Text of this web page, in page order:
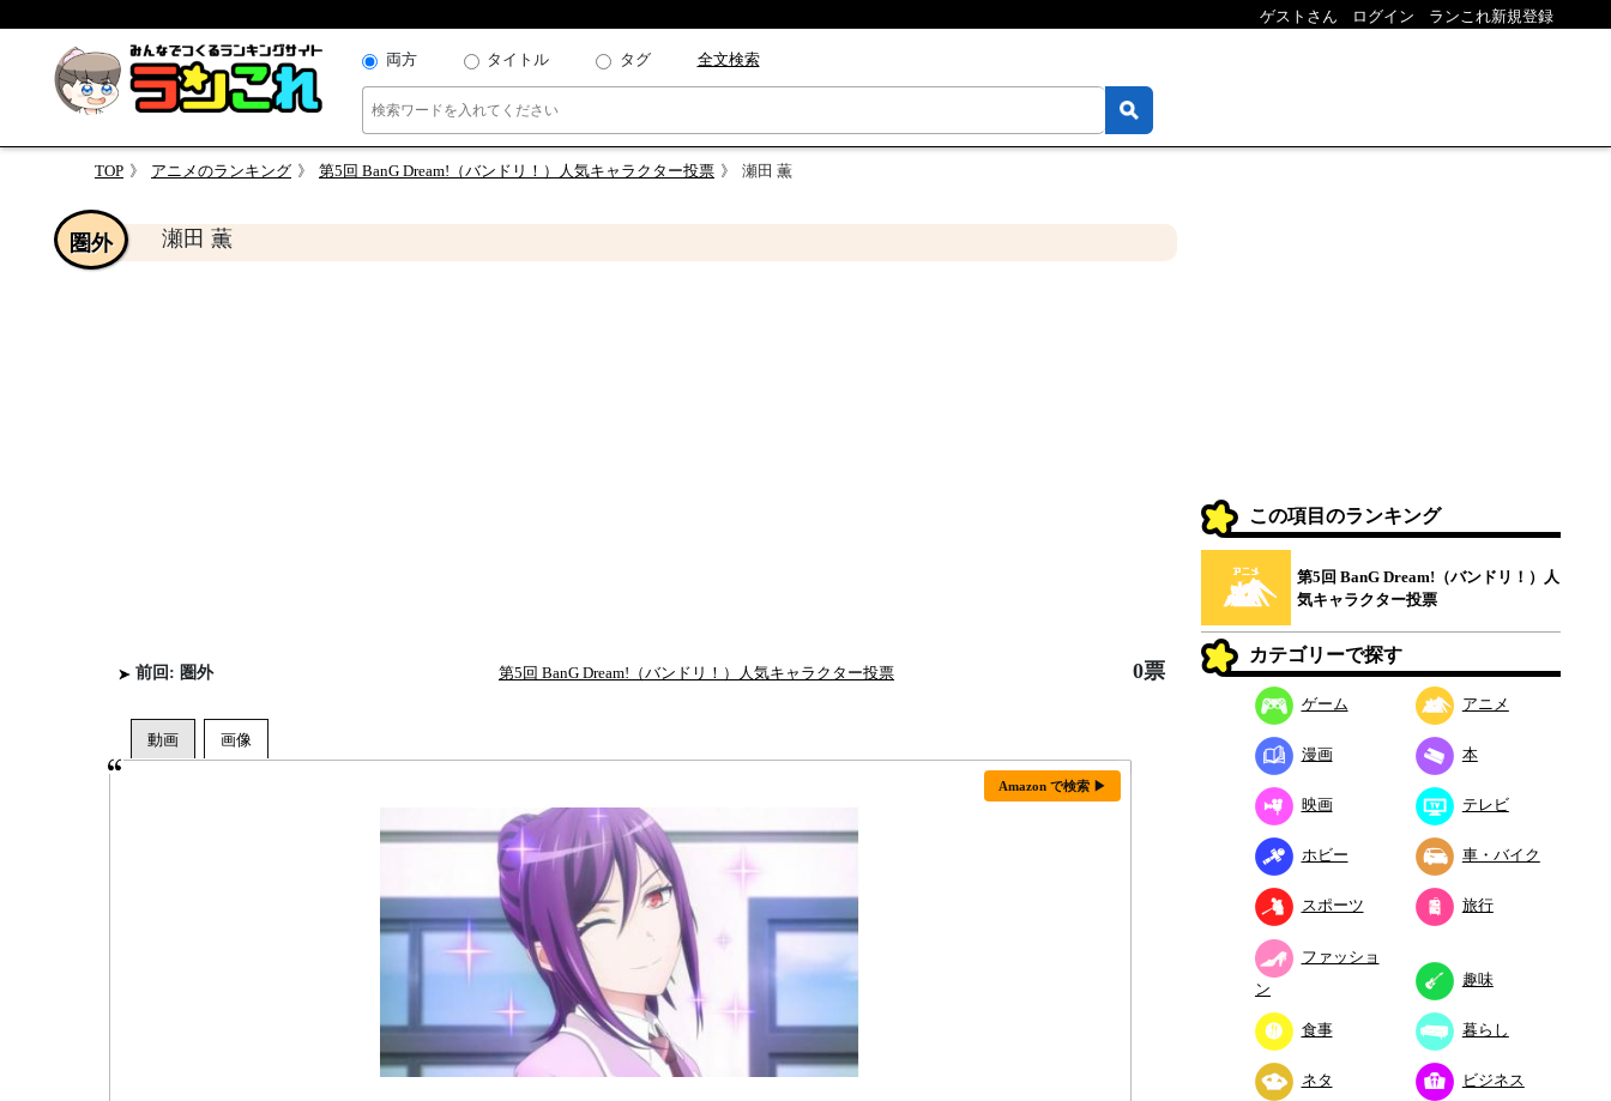
ゲストさん ログイン ランこれ新規登録
両方 タイトル タグ 全文検索
TOP アニメのランキング 第5回 BanG Dream!（バンドリ！）人気キャラクター投票 瀬田 薫
瀬田 薫
圏外
前回: 圏外 第5回 BanG Dream!（バンドリ！）人気キャラクター投票 0票
Amazon で検索 ▶
この項目のランキング
第5回 BanG Dream!（バンドリ！）人
気キャラクター投票
カテゴリーで探す
ゲーム アニメ
漫画 本
映画 テレビ
ホビー 車・バイク
スポーツ 旅行
ファッショ
ン
趣味
食事 暮らし
ネタ ビジネス